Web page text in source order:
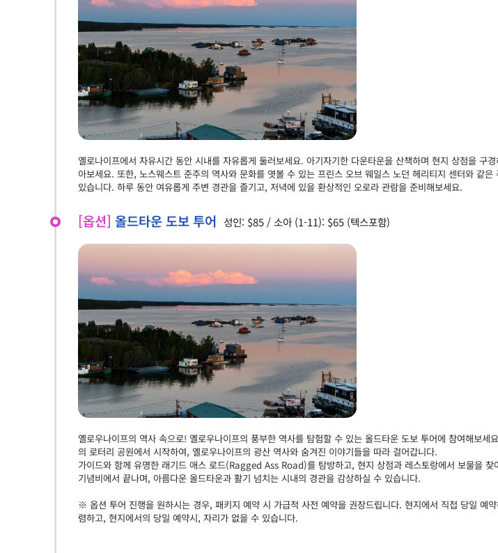
옐로나이프에서 자유시간 동안 시내를 자유롭게 둘러보세요. 아기자기한 다운타운을 산책하며 현지 상점을 구
아보세요. 또한, 노스웨스트 준주의 역사와 문화를 엿볼 수 있는 프린스 오브 웨일스 노던 헤리티지 센터와 같은
있습니다. 하루 동안 여유롭게 주변 경관을 즐기고, 저녁에 있을 환상적인 오로라 관람을 준비해보세요.
[옵션] 올드타운 도보 투어 성인: $85 / 소아 (1-11): $65 (텍스포함)
옐로우나이프의 역사 속으로! 옐로우나이프의 풍부한 역사를 탐험할 수 있는 올드타운 도보 투어에 참여해보세
의 로터리 공원에서 시작하여, 옐로우나이프의 광산 역사와 숨겨진 이야기들을 따라 걸어갑니다.
가이드와 함께 유명한 래기드 애스 로드(Ragged Ass Road)를 탐방하고, 현지 상점과 레스토랑에서 보물을 찾
기념비에서 끝나며, 아름다운 올드타운과 활기 넘치는 시내의 경관을 감상하실 수 있습니다.
※ 옵션 투어 진행을 원하시는 경우, 패키지 예약 시 가급적 사전 예약을 권장드립니다. 현지에서 직접 당일 예
렴하고, 현지에서의 당일 예약시, 자리가 없을 수 있습니다.